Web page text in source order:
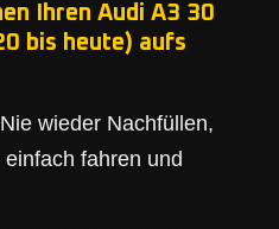
Ihren Audi A3 30
bis heute) aufs
Nie wieder Nachfüllen,
fahren und